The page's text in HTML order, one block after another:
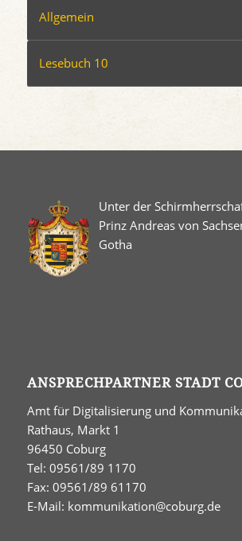
Allgemein
Lesebuch 10
Unter der
Prinz Andreas von
Gotha
ANSPRECHPARTNER STADT
Amt für Digitalisierung und
Rathaus, Markt 1
96450 Coburg
Tel: 09561/89 1170
Fax: 09561/89 61170
E-Mail: kommunikation@coburg.de